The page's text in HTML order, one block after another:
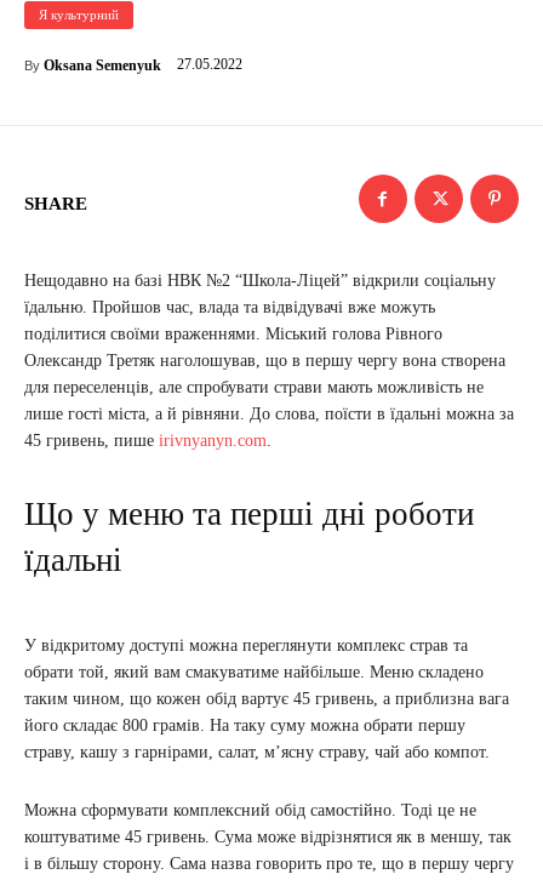
Я культурний
By Oksana Semenyuk 27.05.2022
SHARE
Нещодавно на базі НВК №2 “Школа-Ліцей” відкрили соціальну
їдальню. Пройшов час, влада та відвідувачі вже можуть
поділитися своїми враженнями. Міський голова Рівного
Олександр Третяк наголошував, що в першу чергу вона створена
для переселенців, але спробувати страви мають можливість не
лише гості міста, а й рівняни. До слова, поїсти в їдальні можна за
45 гривень, пише irivnyanyn.com.
Що у меню та перші дні роботи
їдальні
У відкритому доступі можна переглянути комплекс страв та
обрати той, який вам смакуватиме найбільше. Меню складено
таким чином, що кожен обід вартує 45 гривень, а приблизна вага
його складає 800 грамів. На таку суму можна обрати першу
страву, кашу з гарнірами, салат, м’ясну страву, чай або компот.
Можна сформувати комплексний обід самостійно. Тоді це не
коштуватиме 45 гривень. Сума може відрізнятися як в меншу, так
і в більшу сторону. Сама назва говорить про те, що в першу чергу